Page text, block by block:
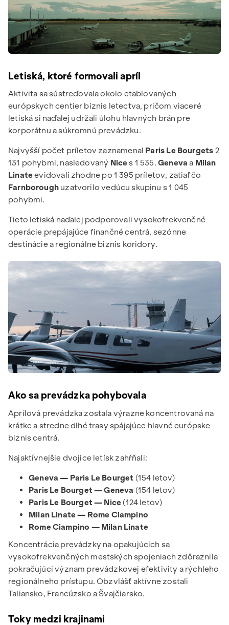
Letiská, ktoré formovali apríl
Aktivita sa sústreďovala okolo etablovaných
európskych centier biznis letectva, pričom viaceré
letiská si naďalej udržali úlohu hlavných brán pre
korporátnu a súkromnú prevádzku.
Najvyšší počet príletov zaznamenal Paris Le Bourgets 2
131 pohybmi, nasledovaný Nices 1 535.Geneva a Milan
Linateevidovali zhodne po 1 395 príletov, zatiaľ čo
Farnboroughuzatvorilo vedúcu skupinu s 1 045
pohybmi.
Tieto letiská naďalej podporovali vysokofrekvenčné
operácie prepájajúce finančné centrá, sezónne
destinácie a regionálne biznis koridory.
Ako sa prevádzka pohybovala
Aprílová prevádzka zostala výrazne koncentrovaná na
krátke a stredne dlhé trasy spájajúce hlavné európske
biznis centrá.
Najaktívnejšie dvojice letísk zahŕňali:
Geneva — Paris Le Bourget (154 letov)
Paris Le Bourget — Geneva (154 letov)
Paris Le Bourget — Nice (124 letov)
Milan Linate — Rome Ciampino
Rome Ciampino — Milan Linate
Koncentrácia prevádzky na opakujúcich sa
vysokofrekvenčných mestských spojeniach zdôraznila
pokračujúci význam prevádzkovej efektivity a rýchleho
regionálneho prístupu. Obzvlášť aktívne zostali
Taliansko, Francúzsko a Švajčiarsko.
Toky medzi krajinami